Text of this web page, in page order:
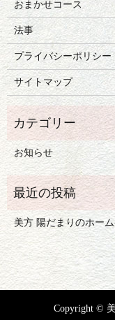
おまかせコース
法事
プライバシーポリシー
サイトマップ
お知らせ
美方 陽だまりのホー
Copyright ©